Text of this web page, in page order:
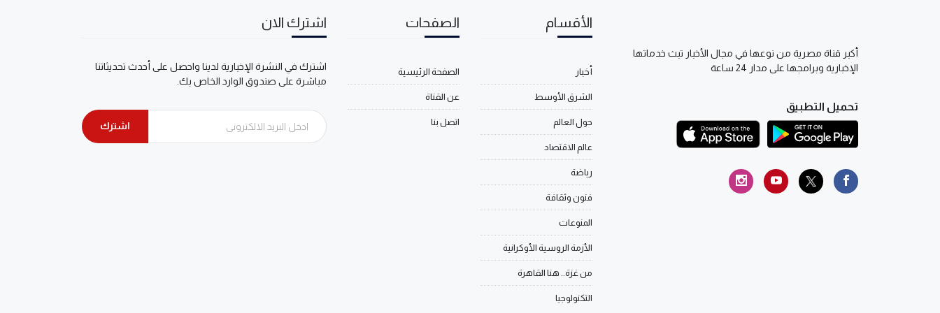
أكبر قناة مصرية من نوعها في مجال الأخبار تبث خدماتها
الإخبارية وبرامجها على مدار 24 ساعة
تحميل التطبيق
الأقسام
أخبار
الشرق الأوسط
حول العالم
عالم الاقتصاد
رياضة
فنون وثقافة
المنوعات
الأزمة الروسية الأوكرانية
من غزة.. هنا القاهرة
التكنولوجيا
الصفحات
الصفحة الرئيسية
عن القناة
اتصل بنا
اشترك الان
اشترك في النشرة الإخبارية لدينا واحصل على أحدث تحديثاتنا
مباشرة على صندوق الوارد الخاص بك.
اشترك